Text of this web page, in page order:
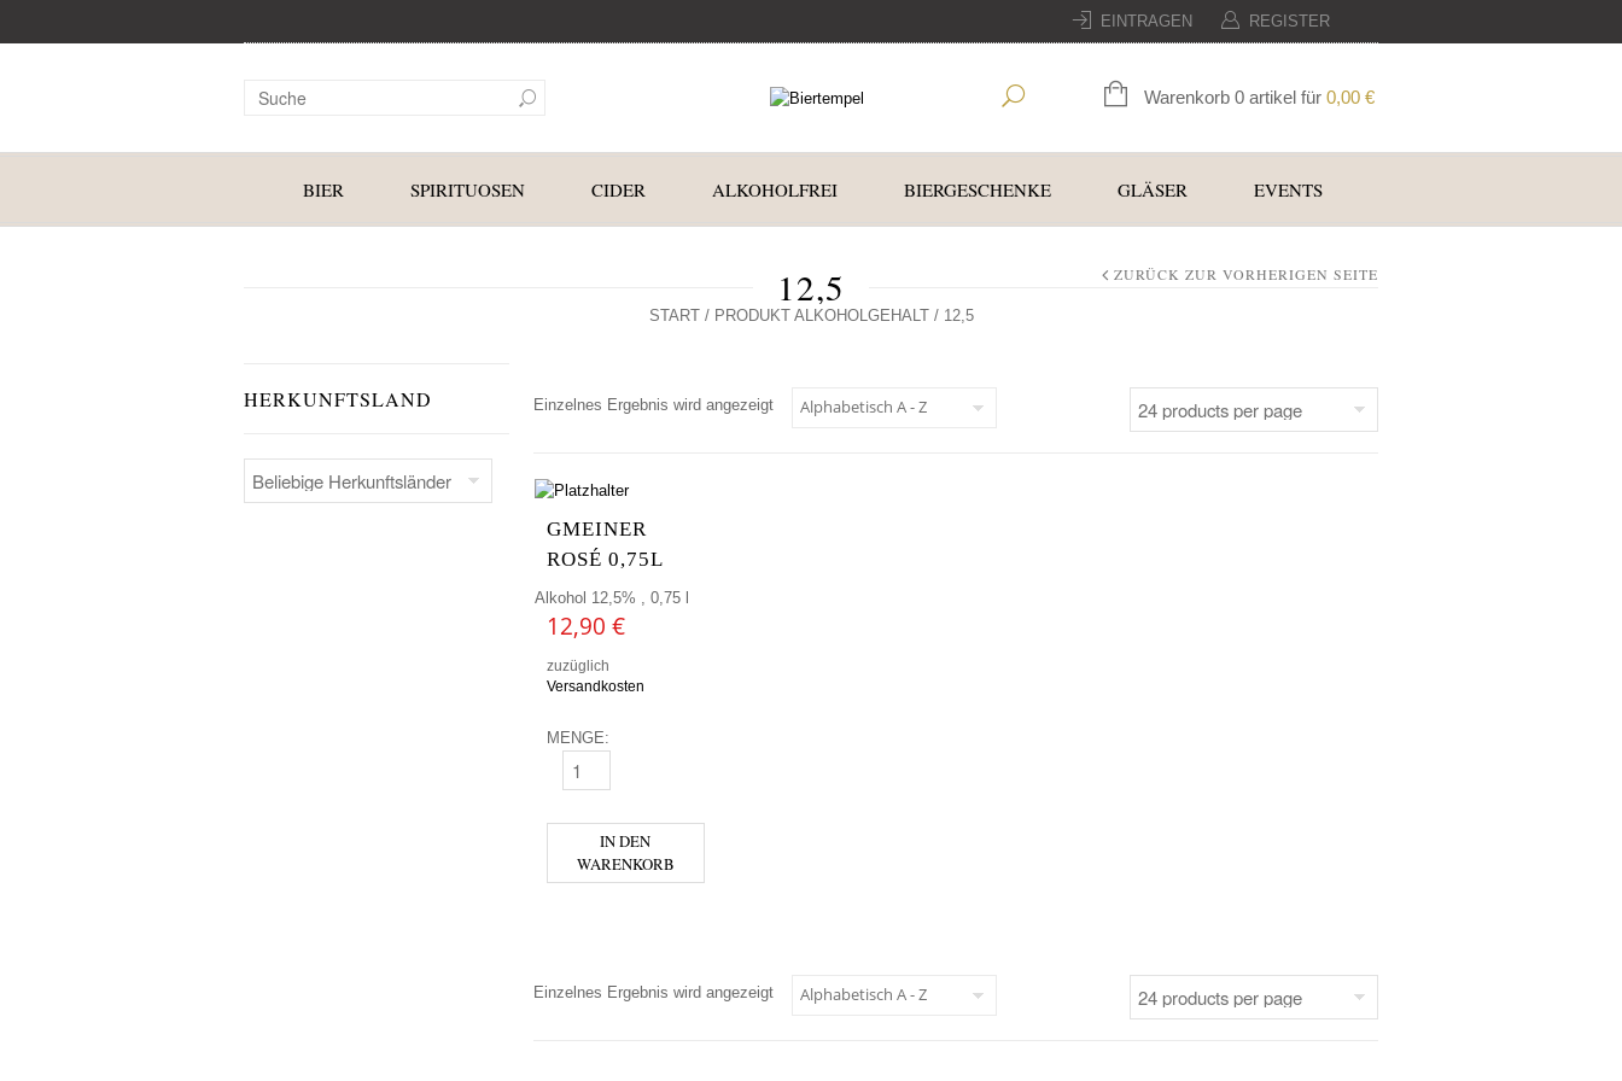
EINTRAGEN REGISTER
Warenkorb 0 artikel für 0,00 €
BIER SPIRITUOSEN CIDER ALKOHOLFREI BIERGESCHENKE GLÄSER EVENTS
12,5
START/ PRODUKT ALKOHOLGEHALT / 12,5
ZURÜCK ZUR VORHERIGEN SEITE
HERKUNFTSLAND Einzelnes Ergebnis wird angezeigt
GMEINER
ROSÉ 0,75L
Alkohol 12,5% , 0,75 l
12,90 €
zuzüglich
Versandkosten
MENGE:
GMEINER ROSÉ 0,75L MENGE
IN DEN
WARENKORB
Einzelnes Ergebnis wird angezeigt